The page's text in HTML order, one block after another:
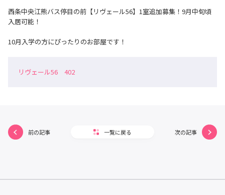
西条中央江熊バス停目の前【リヴェール56】1室追加募集！9月中旬頃
入居可能！
10月入学の方にぴったりのお部屋です！
リヴェール56 402
前の記事 一覧に戻る 次の記事